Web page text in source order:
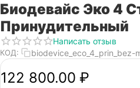
Биодевайс Эко 4
Принудительный
Написать отзыв
КОД: biodevice_eco_4_prin_bez-
122 800.00 ₽